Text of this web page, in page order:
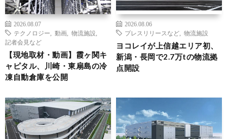
2026.08.07
テクノロジー
動画 物流施設
記者会見など
【現地取材・動画】霞ヶ関キ
ャピタル、川崎・東扇島の冷
凍自動倉庫を公開
2026.08.06
プレスリリースなど
物流施設
ヨコレイが上信越エリア初、
新潟・長岡で2.7万tの物流拠
点開設